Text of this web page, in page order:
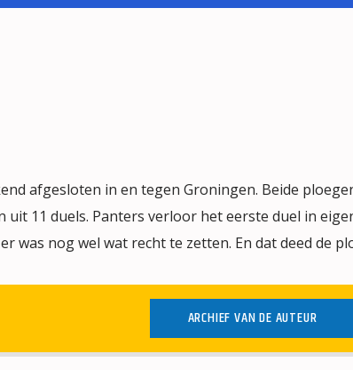
afgesloten in en tegen Groningen. Beide
11 duels. Panters verloor het eerste duel in
was nog wel wat recht te zetten. En dat deed de
ARCHIEF VAN DE AUTEUR